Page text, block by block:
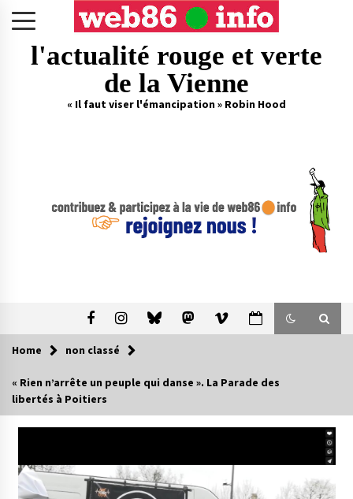
l'actualité rouge et verte
de la Vienne
« Il faut viser l'émancipation » Robin Hood
Home non classé
« Rien n’arrête un peuple qui danse ». La Parade des
libertés à Poitiers